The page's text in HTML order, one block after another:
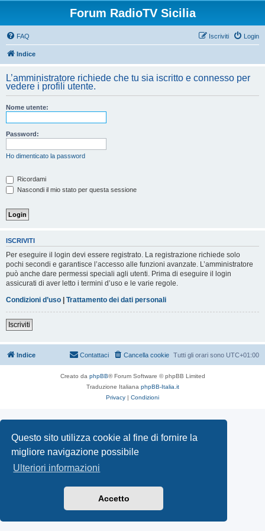
Questo sito utilizza cookie al fine di fornire la
migliore navigazione possibile
Ulteriori informazioni
Accetto
Forum RadioTV Sicilia
FAQ Login
Iscriviti
Indice
L’amministratore richiede che tu sia iscritto e connesso per
vedere i profili utente.
Nome utente:
Password:
Ho dimenticato la password
Ricordami
Nascondi il mio stato per questa sessione
ISCRIVITI
Per eseguire il login devi essere registrato. La registrazione richiede solo
pochi secondi e garantisce l’accesso alle funzioni avanzate. L’amministratore
può anche dare permessi speciali agli utenti. Prima di eseguire il login
assicurati di aver letto i termini d’uso e le varie regole.
Condizioni d’uso | Trattamento dei dati personali
Iscriviti
Indice Tutti gli orari sono UTC+01:00
Cancella cookie
Contattaci
Creato da phpBB® Forum Software © phpBB Limited
Traduzione Italiana phpBB-Italia.it
Privacy | Condizioni